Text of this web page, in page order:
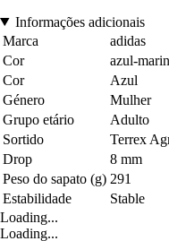
Informações adicionais
Marca
adidas
Cor
azul-
Cor
Azul
Género
Mulher
Grupo etário
Adulto
Sortido
Terrex
Drop
8 mm
Peso do sapato (g) 291
Estabilidade
Stable
Loading...
Loading...